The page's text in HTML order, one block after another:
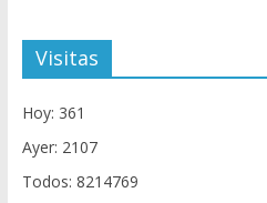
Visitas
Hoy: 361
Ayer: 2107
Todos: 8214769